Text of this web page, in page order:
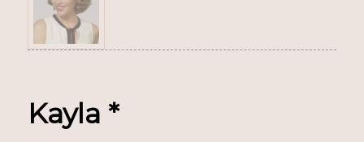
Kayla *